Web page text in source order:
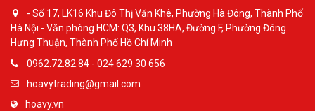
- Số 17, LK16 Khu Đô Thị Văn Khê, Phường Hà Đông, Thành Phố
Hà Nội - Văn phòng HCM: Q3, Khu 38HA, Đường F, Phường Đông
Hưng Thuận, Thành Phố Hồ Chí Minh
0962.72.82.84 - 024 629 30 656
hoavytrading@gmail.com
hoavy.vn